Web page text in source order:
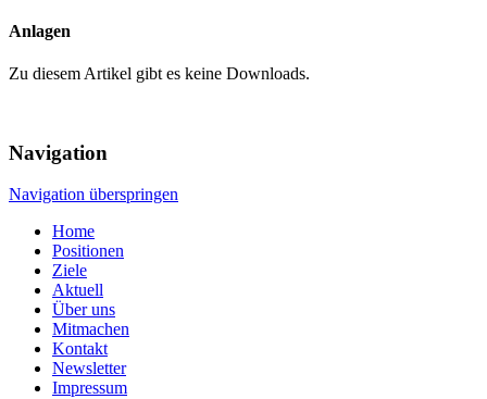
Anlagen
Zu diesem Artikel gibt es keine Downloads.
Navigation
Navigation überspringen
Home
Positionen
Ziele
Aktuell
Über uns
Mitmachen
Kontakt
Newsletter
Impressum